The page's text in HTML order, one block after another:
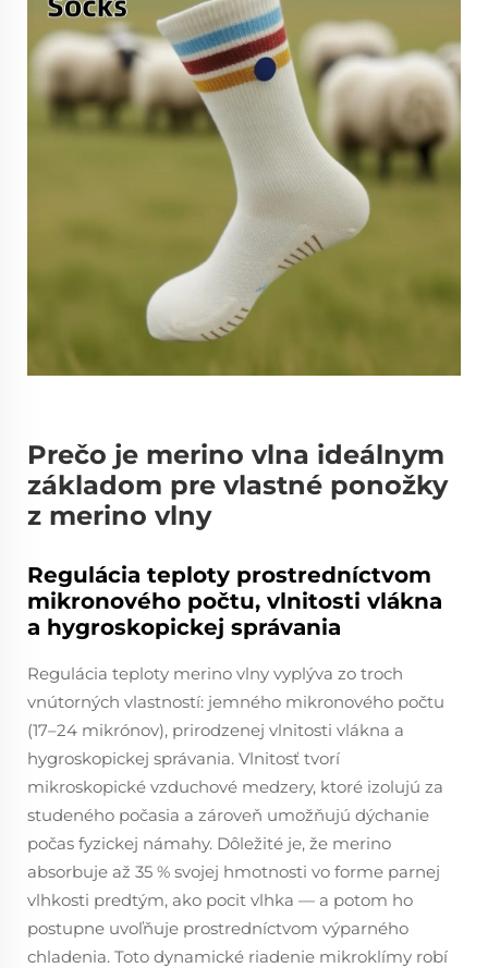
Prečo je merino vlna ideálnym
základom pre vlastné ponožky
z merino vlny
Regulácia teploty prostredníctvom
mikronového počtu, vlnitosti vlákna
a hygroskopickej správania
Regulácia teploty merino vlny vyplýva zo troch
vnútorných vlastností: jemného mikronového počtu
(17–24 mikrónov), prirodzenej vlnitosti vlákna a
hygroskopickej správania. Vlnitosť tvorí
mikroskopické vzduchové medzery, ktoré izolujú za
studeného počasia a zároveň umožňujú dýchanie
počas fyzickej námahy. Dôležité je, že merino
absorbuje až 35 % svojej hmotnosti vo forme parnej
vlhkosti predtým, ako pocit vlhka — a potom ho
postupne uvoľňuje prostredníctvom výparného
chladenia. Toto dynamické riadenie mikroklímy robí